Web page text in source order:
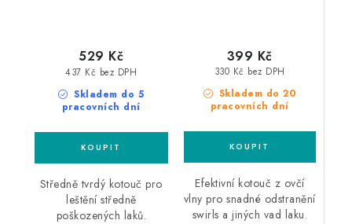
Skladem do 5
pracovních dní
437 Kč bez DPH
529 Kč
Středně tvrdý kotouč pro
leštění středně
poškozených laků.
Skladem do 20
pracovních dní
330 Kč bez DPH
399 Kč
Efektivní kotouč z ovčí
vlny pro snadné odstranění
swirls a jiných vad laku.